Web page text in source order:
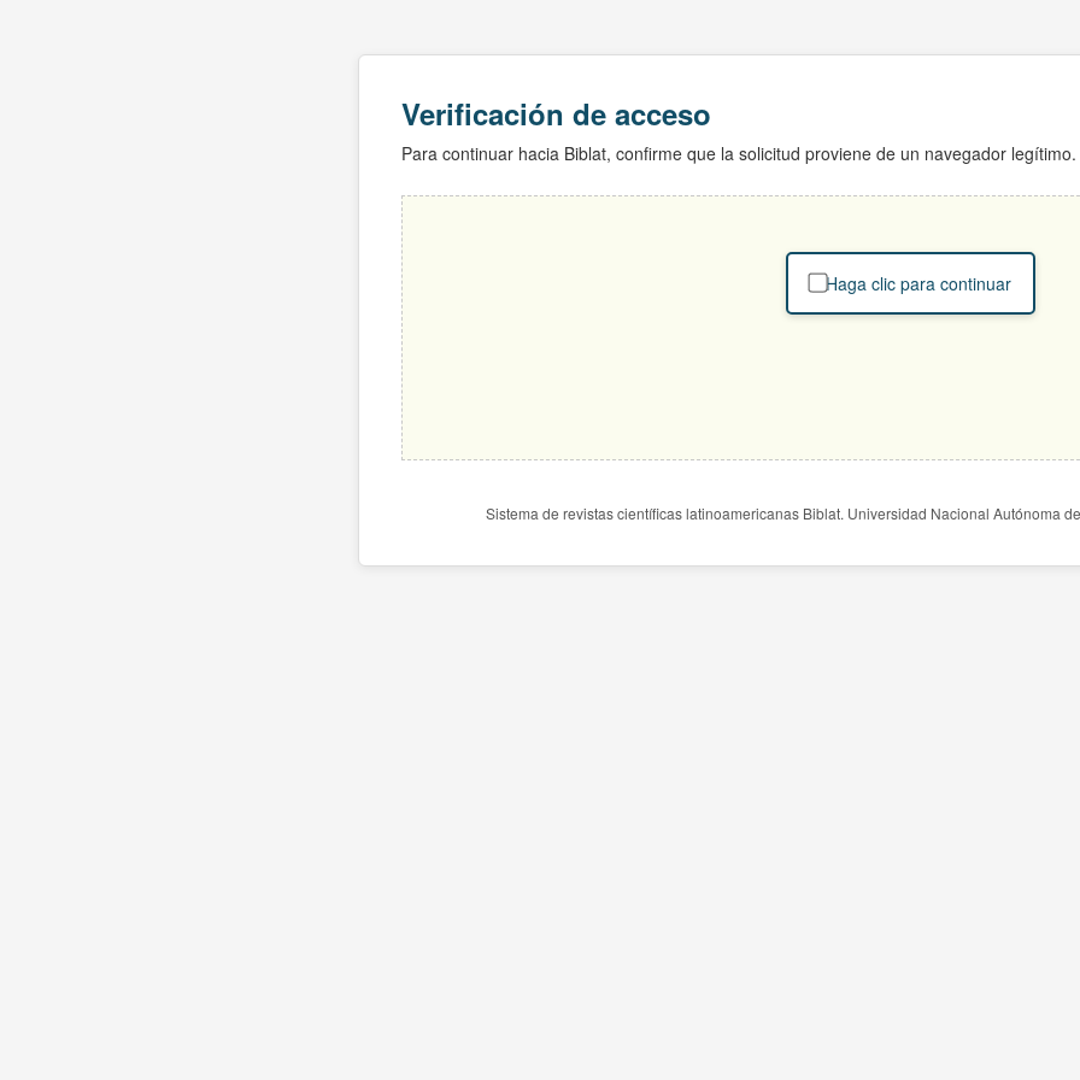
Verificación de acceso
Para continuar hacia Biblat, confirme que la solicitud proviene de un navegador legítimo.
Haga clic para continuar
Sistema de revistas científicas latinoamericanas Biblat. Universidad Nacional Autónoma